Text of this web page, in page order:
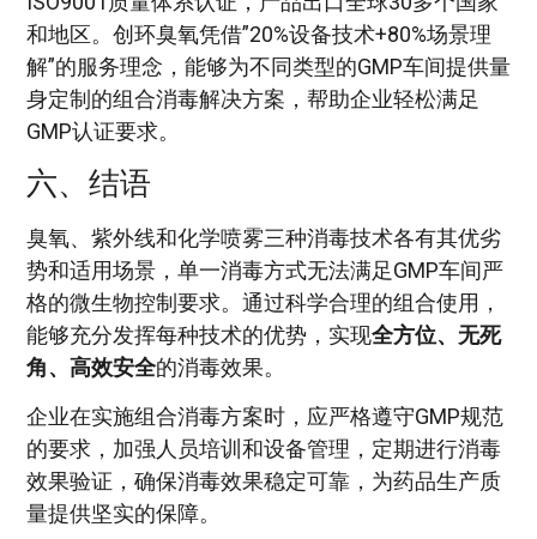
和地区。创环臭氧凭借”20%设备技术+80%场景理
解”的服务理念，能够为不同类型的GMP车间提供量
身定制的组合消毒解决方案，帮助企业轻松满足
GMP认证要求。
六、结语
臭氧、紫外线和化学喷雾三种消毒技术各有其优劣
势和适用场景，单一消毒方式无法满足GMP车间严
格的微生物控制要求。通过科学合理的组合使用，
能够充分发挥每种技术的优势，实现全方位、无死
角、高效安全的消毒效果。
企业在实施组合消毒方案时，应严格遵守GMP规范
的要求，加强人员培训和设备管理，定期进行消毒
效果验证，确保消毒效果稳定可靠，为药品生产质
量提供坚实的保障。